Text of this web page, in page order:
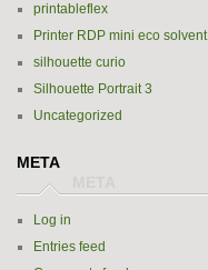
printableflex
Printer RDP mini eco solvent
silhouette curio
Silhouette Portrait 3
Uncategorized
META
Log in
Entries feed